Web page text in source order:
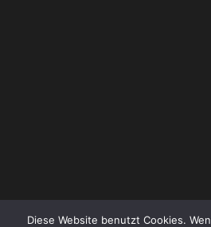
Diese Website benutzt Cookies.